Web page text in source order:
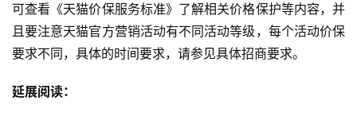
可查看《天猫价保服务标准》了解相关价格保护等内容，并
且要注意天猫官方营销活动有不同活动等级，每个活动价保
要求不同，具体的时间要求，请参见具体招商要求。
延展阅读：